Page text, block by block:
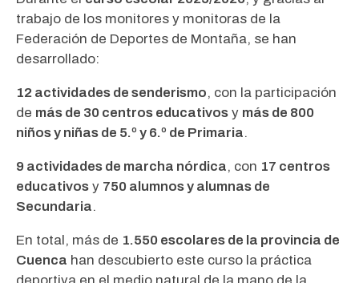
trabajo de los monitores y monitoras de la
Federación de Deportes de Montaña, se han
desarrollado:
12 actividades de senderismo, con la participación
de más de 30 centros educativos y más de 800
niños y niñas de 5.º y 6.º de Primaria.
9 actividades de marcha nórdica, con 17 centros
educativos y 750 alumnos y alumnas de
Secundaria.
En total, más de 1.550 escolares de la provincia de
Cuenca han descubierto este curso la práctica